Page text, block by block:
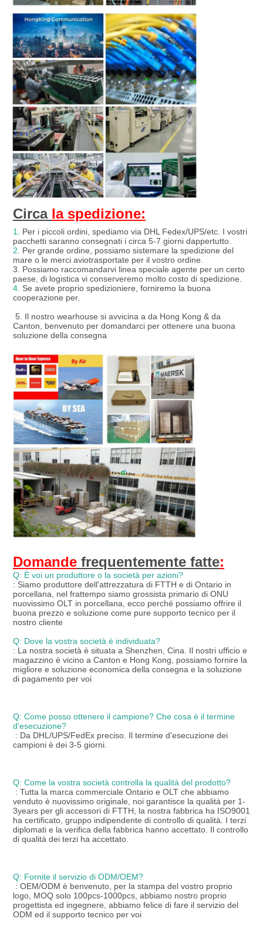
Circa la spedizione:
1. Per i piccoli ordini, spediamo via DHL Fedex/UPS/etc. I vostri
pacchetti saranno consegnati i circa 5-7 giorni dappertutto.
2. Per grande ordine, possiamo sistemare la spedizione del
mare o le merci aviotrasportate per il vostro ordine.
3. Possiamo raccomandarvi linea speciale agente per un certo
paese, di logistica vi conserveremo molto costo di spedizione.
4. Se avete proprio spedizioniere, forniremo la buona
cooperazione per.
5. Il nostro wearhouse si avvicina a da Hong Kong & da
Canton, benvenuto per domandarci per ottenere una buona
soluzione della consegna
Domande frequentemente fatte:
Q: È voi un produttore o la società per azioni?
: Siamo produttore dell'attrezzatura di FTTH e di Ontario in
porcellana, nel frattempo siamo grossista primario di ONU
nuovissimo OLT in porcellana, ecco perché possiamo offrire il
buona prezzo e soluzione come pure supporto tecnico per il
nostro cliente
Q: Dove la vostra società è individuata?
: La nostra società è situata a Shenzhen, Cina. Il nostri ufficio e
magazzino è vicino a Canton e Hong Kong, possiamo fornire la
migliore e soluzione economica della consegna e la soluzione
di pagamento per voi
Q: Come posso ottenere il campione? Che cosa è il termine
d'esecuzione?
: Da DHL/UPS/FedEx preciso. Il termine d'esecuzione dei
campioni è dei 3-5 giorni.
Q: Come la vostra società controlla la qualità del prodotto?
: Tutta la marca commerciale Ontario e OLT che abbiamo
venduto è nuovissimo originale, noi garantisce la qualità per 1-
3years per gli accessori di FTTH, la nostra fabbrica ha ISO9001
ha certificato, gruppo indipendente di controllo di qualità. I terzi
diplomati e la verifica della fabbrica hanno accettato. Il controllo
di qualità dei terzi ha accettato.
Q: Fornite il servizio di ODM/OEM?
: OEM/ODM è benvenuto, per la stampa del vostro proprio
logo, MOQ solo 100pcs-1000pcs, abbiamo nostro proprio
progettista ed ingegnere, abbiamo felice di fare il servizio del
ODM ed il supporto tecnico per voi